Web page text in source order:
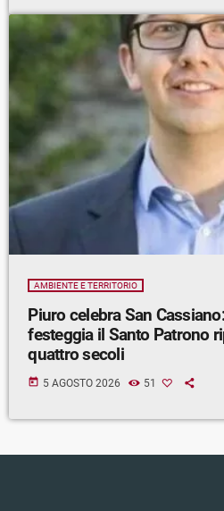
AMBIENTE E TERRITORIO
Piuro celebra San
festeggia il Santo Patrono
quattro secoli
today 5 AGOSTO 2026 51